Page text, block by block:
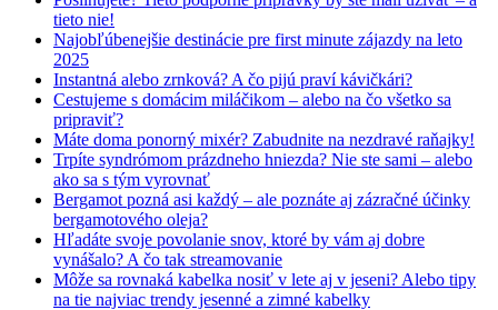
tieto nie!
Najobľúbenejšie destinácie pre first minute zájazdy na leto
2025
Instantná alebo zrnková? A čo pijú praví kávičkári?
Cestujeme s domácim miláčikom – alebo na čo všetko sa
pripraviť?
Máte doma ponorný mixér? Zabudnite na nezdravé raňajky!
Trpíte syndrómom prázdneho hniezda? Nie ste sami – alebo
ako sa s tým vyrovnať
Bergamot pozná asi každý – ale poznáte aj zázračné účinky
bergamotového oleja?
Hľadáte svoje povolanie snov, ktoré by vám aj dobre
vynášalo? A čo tak streamovanie
Môže sa rovnaká kabelka nosiť v lete aj v jeseni? Alebo tipy
na tie najviac trendy jesenné a zimné kabelky